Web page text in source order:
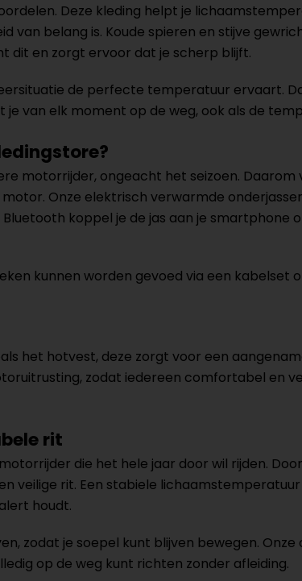
Deze kleding helpt je
belang is. Koude spieren en stijve
dit en zorgt ervoor dat je scherp blijft.
de perfecte temperatuur ervaart.
van elk moment op de weg, ook als de
motorrijder, ongeacht het seizoen. Daarom
Onze elektrisch verwarmde
koppel je de jas aan je smartphone
kunnen worden gevoed via een kabelset
het hotvest, deze zorgt voor een
zodat iedereen comfortabel en
rit
die het hele jaar door wil rijden.
veilige rit. Een stabiele
houdt.
zodat je soepel kunt blijven bewegen. Onze
op de weg kunt richten zonder afleiding.